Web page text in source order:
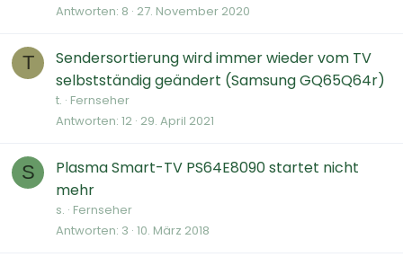
Antworten 8 27. November 2020
T
Sendersortierung wird immer wieder vom TV
selbstständig geändert (Samsung GQ65Q64r)
t. Fernseher
Antworten 12 29. April 2021
S
Plasma Smart-TV PS64E8090 startet nicht
mehr
s. Fernseher
Antworten 3 10. März 2018